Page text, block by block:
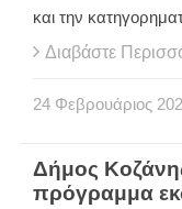
και την
Διαβάστε
24 Φεβρουάριος
Δήμος
πρόγραμμα